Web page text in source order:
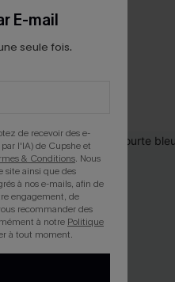
E-mail
seule fois.
de recevoir des e-
l'IA) de Cupshe et
& Conditions. Nous
site ainsi que des
à nos e-mails, afin de
engagement, de
recommander des
à notre Politique
à tout moment.